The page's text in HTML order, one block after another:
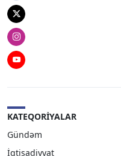
Twitter
Instagram
Youtube
KATEQORIYALAR
Gündəm
İqtisadiyyat